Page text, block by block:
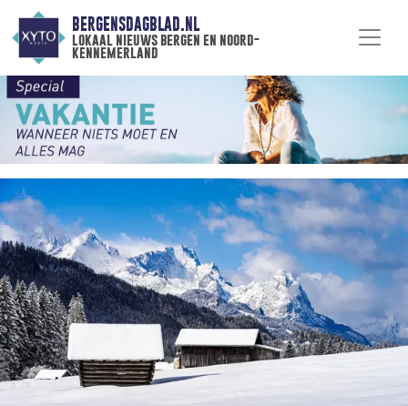
BERGENSDAGBLAD.NL
lokaal nieuws bergen en noord-
kennemerland